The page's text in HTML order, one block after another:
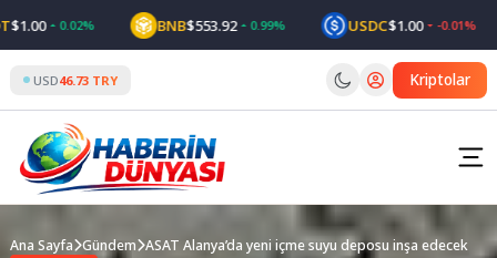
to
content
0.02% BNB$553.92 0.99% USDC$1.00 -0.01%
USD46.73 TRY Kriptolar
Ana Sayfa Gündem ASAT Alanya’da yeni içme suyu deposu inşa edecek